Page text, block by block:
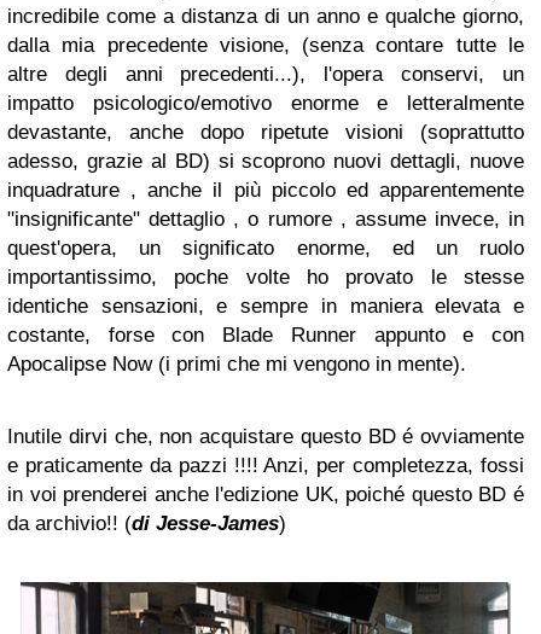
incredibile come a distanza di un anno e qualche giorno,
dalla mia precedente visione, (senza contare tutte le
altre degli anni precedenti...), l'opera conservi, un
impatto psicologico/emotivo enorme e letteralmente
devastante, anche dopo ripetute visioni (soprattutto
adesso, grazie al BD) si scoprono nuovi dettagli, nuove
inquadrature , anche il più piccolo ed apparentemente
"insignificante" dettaglio , o rumore , assume invece, in
quest'opera, un significato enorme, ed un ruolo
importantissimo, poche volte ho provato le stesse
identiche sensazioni, e sempre in maniera elevata e
costante, forse con Blade Runner appunto e con
Apocalipse Now (i primi che mi vengono in mente).
Inutile dirvi che, non acquistare questo BD é ovviamente
e praticamente da pazzi !!!! Anzi, per completezza, fossi
in voi prenderei anche l'edizione UK, poiché questo BD é
da archivio!! (di Jesse-James)